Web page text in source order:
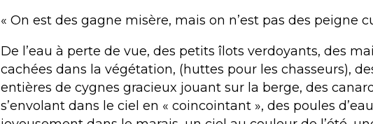
« On est des gagne misère, mais on n’est pas des peigne
De l’eau à perte de vue, des petits îlots verdoyants, des
cachées dans la végétation, (huttes pour les chasseurs),
entières de cygnes gracieux jouant sur la berge, des
s’envolant dans le ciel en « coincointant », des poules